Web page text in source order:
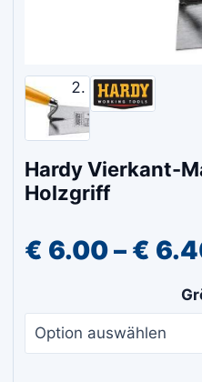
Hardy Vierkant-
Holzgriff
€ 6.00– €